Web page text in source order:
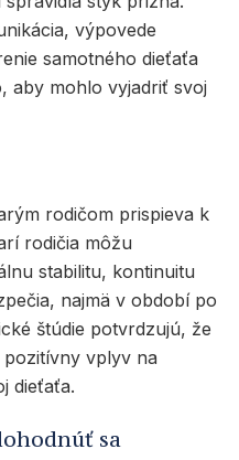
výpovede
samotného dieťaťa
aby mohlo vyjadriť svoj
rodičom prispieva k
rodičia môžu
stabilitu, kontinuitu
najmä v období po
štúdie potvrdzujú, že
vplyv na
dieťaťa.
sa